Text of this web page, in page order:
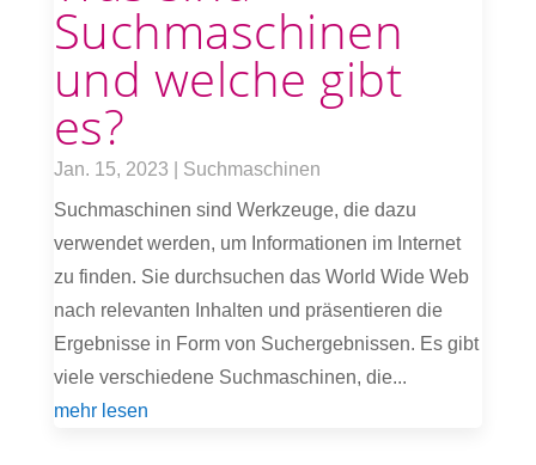
Suchmaschinen
und welche gibt
es?
Jan. 15, 2023
Suchmaschinen
Suchmaschinen sind Werkzeuge, die dazu
verwendet werden, um Informationen im Internet
zu finden. Sie durchsuchen das World Wide Web
nach relevanten Inhalten und präsentieren die
Ergebnisse in Form von Suchergebnissen. Es gibt
viele verschiedene Suchmaschinen, die...
mehr lesen